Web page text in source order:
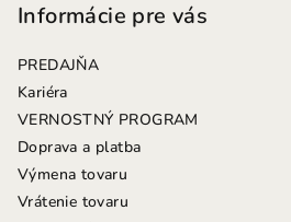
Informácie pre vás
PREDAJŇA
Kariéra
VERNOSTNÝ PROGRAM
Doprava a platba
Výmena tovaru
Vrátenie tovaru